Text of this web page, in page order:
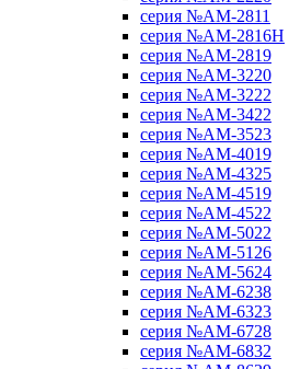
серия №AM-2811
серия №AM-2816H
серия №AM-2819
серия №AM-3220
серия №AM-3222
серия №AM-3422
серия №AM-3523
серия №AM-4019
серия №AM-4325
серия №AM-4519
серия №AM-4522
серия №AM-5022
серия №AM-5126
серия №AM-5624
серия №AM-6238
серия №AM-6323
серия №AM-6728
серия №AM-6832